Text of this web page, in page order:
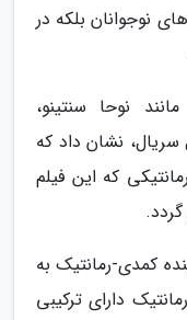
نوجوانان بلکه در
نوحا سنتینو،
سریال، نشان داد که
که این فیلم
کمدی-رمانتیک به
دارای ترکیبی